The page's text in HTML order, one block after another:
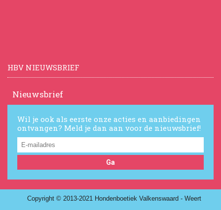
HBV NIEUWSBRIEF
Nieuwsbrief
Wil je ook als eerste onze acties en aanbiedingen
ontvangen? Meld je dan aan voor de nieuwsbrief!
Ga
Copyright © 2013-2021 Hondenboetiek Valkenswaard - Weert